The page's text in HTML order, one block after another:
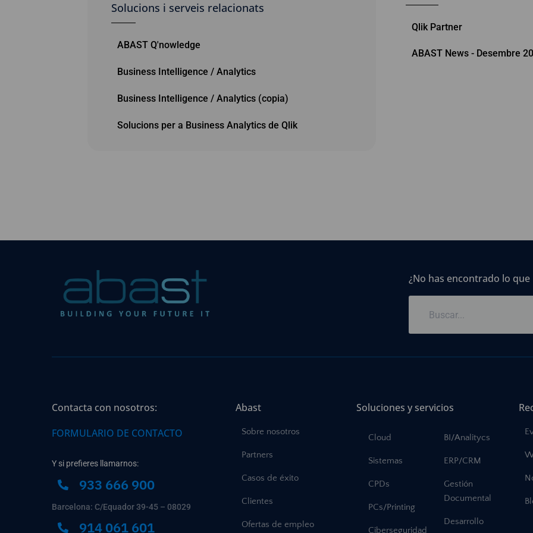
Solucions i serveis relacionats
ABAST Q'nowledge
Business Intelligence / Analytics
Business Intelligence / Analytics (copia)
Solucions per a Business Analytics de Qlik
Qlik Partner
ABAST News - Desembre
¿No has encontrado lo
Contacta con nosotros:
FORMULARIO DE CONTACTO
Y si prefieres llamarnos:
933 666 900
Barcelona: C/Equador 39-45 – 08029
914 061 601
Abast
Sobre nosotros
Partners
Casos de éxito
Clientes
Ofertas de empleo
Soluciones y servicios
Cloud
Sistemas
CPDs
PCs/Printing
Ciberseguridad
BI/Analitycs
ERP/CRM
Gestión
Documental
Desarrollo